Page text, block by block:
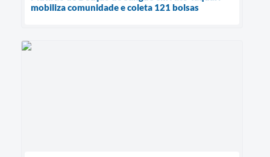
mobiliza comunidade e coleta 121 bolsas